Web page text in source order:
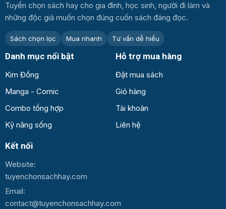
Tuyển chọn sách hay cho gia đình, học sinh, người đi làm và
những độc giả muốn chọn đúng cuốn sách đáng đọc.
Sách chọn lọc Mua nhanh Tư vấn dễ hiểu
Danh mục nổi bật
Kim Đồng
Manga - Comic
Combo tổng hợp
Kỹ năng sống
Hỗ trợ mua hàng
Đặt mua sách
Giỏ hàng
Tài khoản
Liên hệ
Kết nối
Website:
tuyenchonsachhay.com
Email:
contact@tuyenchonsachhay.com